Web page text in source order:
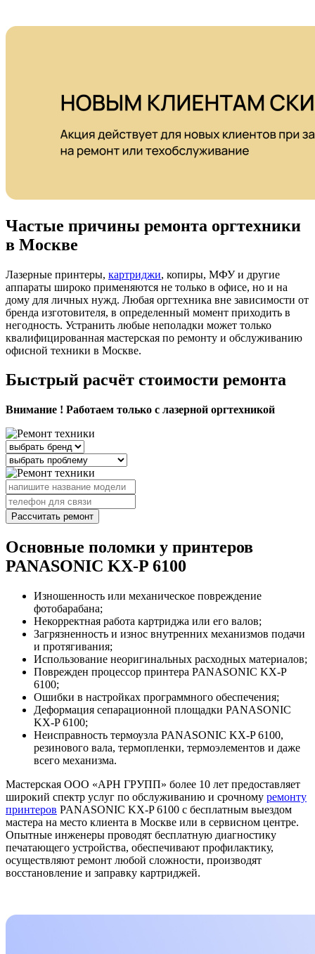
Частые причины ремонта оргтехники
в Москве
Лазерные принтеры, картриджи, копиры, МФУ и другие
аппараты широко применяются не только в офисе, но и на
дому для личных нужд. Любая оргтехника вне зависимости от
бренда изготовителя, в определенный момент приходить в
негодность. Устранить любые неполадки может только
квалифицированная мастерская по ремонту и обслуживанию
офисной техники в Москве.
Быстрый расчёт стоимости ремонта
Внимание ! Работаем только с лазерной оргтехникой
Рассчитать ремонт
Основные поломки у принтеров
PANASONIC KX-P 6100
Изношенность или механическое повреждение
фотобарабана;
Некорректная работа картриджа или его валов;
Загрязненность и износ внутренних механизмов подачи
и протягивания;
Использование неоригинальных расходных материалов;
Поврежден процессор принтера PANASONIC KX-P
6100;
Ошибки в настройках программного обеспечения;
Деформация сепарационной площадки PANASONIC
KX-P 6100;
Неисправность термоузла PANASONIC KX-P 6100,
резинового вала, термопленки, термоэлементов и даже
всего механизма.
Мастерская ООО «АРН ГРУПП» более 10 лет предоставляет
широкий спектр услуг по обслуживанию и срочному ремонту
принтеров PANASONIC KX-P 6100 с бесплатным выездом
мастера на место клиента в Москве или в сервисном центре.
Опытные инженеры проводят бесплатную диагностику
печатающего устройства, обеспечивают профилактику,
осуществляют ремонт любой сложности, производят
восстановление и заправку картриджей.